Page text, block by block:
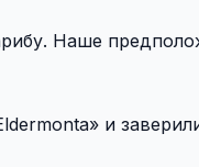
Наше
и